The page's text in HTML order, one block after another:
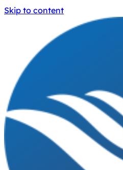
Skip to content